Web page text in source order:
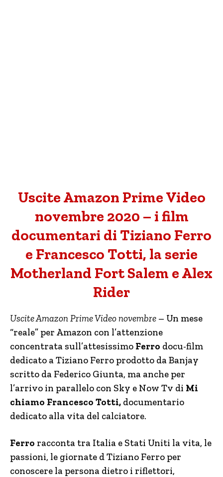
Uscite Amazon Prime Video
novembre 2020 – i film
documentari di Tiziano Ferro
e Francesco Totti, la serie
Motherland Fort Salem e Alex
Rider
Uscite Amazon Prime Video novembre – Un mese
“reale” per Amazon con l’attenzione
concentrata sull’attesissimo Ferro docu-film
dedicato a Tiziano Ferro prodotto da Banjay
scritto da Federico Giunta, ma anche per
l’arrivo in parallelo con Sky e Now Tv di Mi
chiamo Francesco Totti, documentario
dedicato alla vita del calciatore.
Ferro racconta tra Italia e Stati Uniti la vita, le
passioni, le giornate d Tiziano Ferro per
conoscere la persona dietro i riflettori,